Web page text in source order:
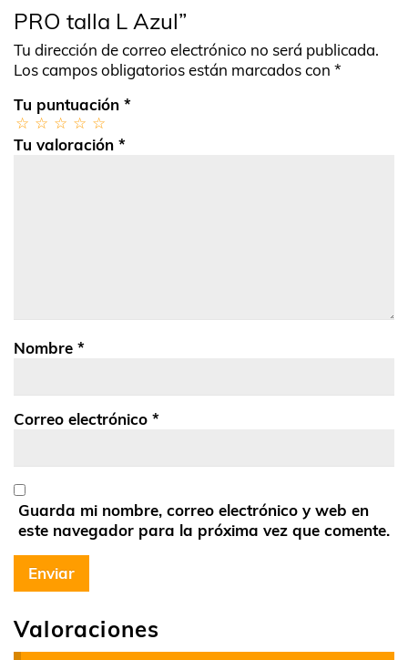
Valoraciones
PRO talla L Azul”
Tu dirección de correo electrónico no será publicada.
Los campos obligatorios están marcados con *
Tu puntuación *
Tu valoración *
Nombre *
Correo electrónico *
Guarda mi nombre, correo electrónico y web en
este navegador para la próxima vez que comente.